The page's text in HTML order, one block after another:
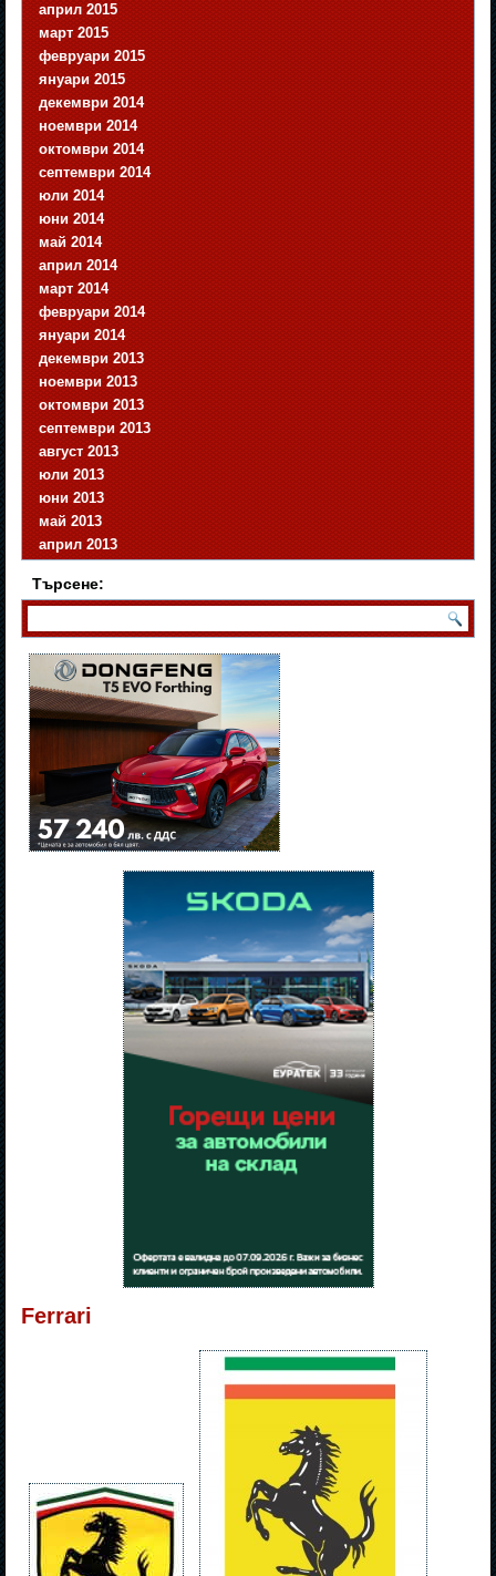
април 2015
март 2015
февруари 2015
януари 2015
декември 2014
ноември 2014
октомври 2014
септември 2014
юли 2014
юни 2014
май 2014
април 2014
март 2014
февруари 2014
януари 2014
декември 2013
ноември 2013
октомври 2013
септември 2013
август 2013
юли 2013
юни 2013
май 2013
април 2013
Търсене:
Ferrari